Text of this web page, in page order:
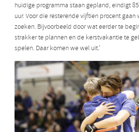
huidige programma staan gepland, eindigt
uur. Voor die resterende vijftien procent gaan
zoeken. Bijvoorbeeld door wat eerder te
strakker te plannen en de kerstvakantie te
spelen. Daar komen we wel uit.’